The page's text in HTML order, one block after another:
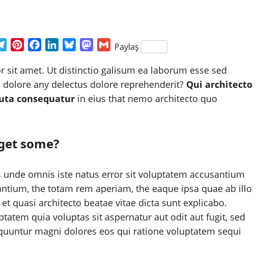
TelegramPinterestFacebookLinkedInBlueskyMastodon
Gmail
Paylaş
sit amet. Ut distinctio galisum ea laborum esse sed
any delectus dolore reprehenderit? Qui architecto
consequaturin eius that nemo architecto quo
some?
unde omnis iste natus error sit voluptatem accusantium
the totam rem aperiam, the eaque ipsa quae ab illo
quasi architecto beatae vitae dicta sunt explicabo.
quia voluptas sit aspernatur aut odit aut fugit, sed
magni dolores eos qui ratione voluptatem sequi